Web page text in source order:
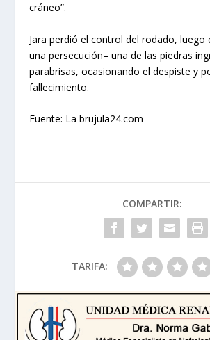
cráneo”.
Jara perdió el control del rodado, luego
una persecución– una de las piedras
parabrisas, ocasionando el despiste y
fallecimiento.
Fuente: La brujula24.com
COMPARTIR:
TARIFA: